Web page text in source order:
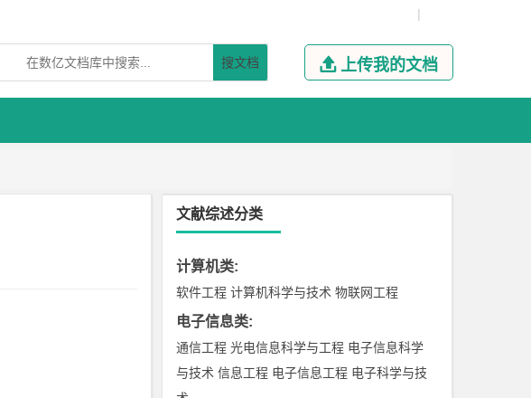
|
搜文档  上传我的文档
文献综述分类
计算机类:
软件工程 计算机科学与技术 物联网工程
电子信息类:
通信工程 光电信息科学与工程 电子信息科学
与技术 信息工程 电子信息工程 电子科学与技